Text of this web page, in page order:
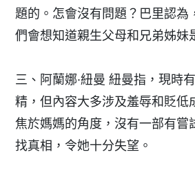
題的。怎會沒有問題？巴里認為
們會想知道親生父母和兄弟姊妹
三、阿蘭娜·紐曼 紐曼指，現時
精，但內容大多涉及羞辱和貶低
焦於媽媽的角度，沒有一部有嘗
找真相，令她十分失望。